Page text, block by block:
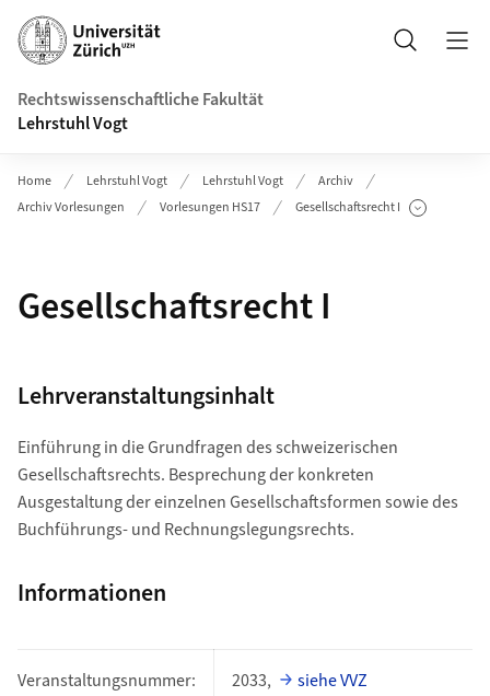
Header
Suche
Rechtswissenschaftliche Fakultät
Lehrstuhl Vogt
Home Lehrstuhl Vogt Lehrstuhl Vogt
Archiv
Archiv Vorlesungen
Vorlesungen HS17 Gesellschaftsrecht I
Unterseiten anzeigen
Gesellschaftsrecht I
Lehrveranstaltungsinhalt
Einführung in die Grundfragen des schweizerischen
Gesellschaftsrechts. Besprechung der konkreten
Ausgestaltung der einzelnen Gesellschaftsformen sowie des
Buchführungs- und Rechnungslegungsrechts.
Informationen
Veranstaltungsnummer: 2033, siehe VVZ